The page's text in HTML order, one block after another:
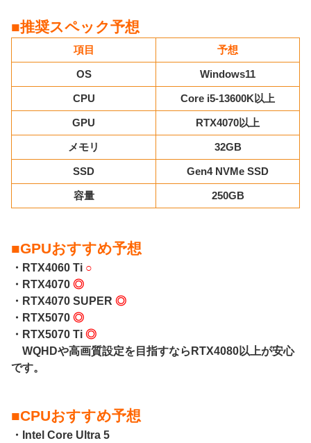
■推奨スペック予想
項目 予想
OS Windows11
CPU Core i5-13600K以上
GPU RTX4070以上
メモリ 32GB
SSD Gen4 NVMe SSD
容量 250GB
■GPUおすすめ予想
・RTX4060 Ti ○
・RTX4070 ◎
・RTX4070 SUPER ◎
・RTX5070 ◎
・RTX5070 Ti ◎
WQHDや高画質設定を目指すならRTX4080以上が安心
です。
■CPUおすすめ予想
・Intel Core Ultra 5